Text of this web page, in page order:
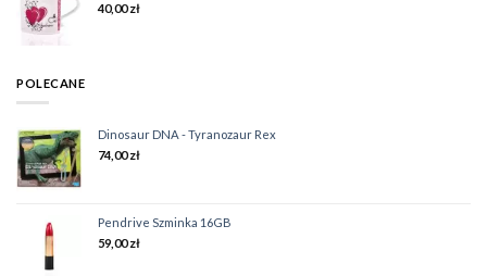
40,00zł
POLECANE
Dinosaur DNA - Tyranozaur Rex
74,00zł
Pendrive Szminka 16GB
59,00zł